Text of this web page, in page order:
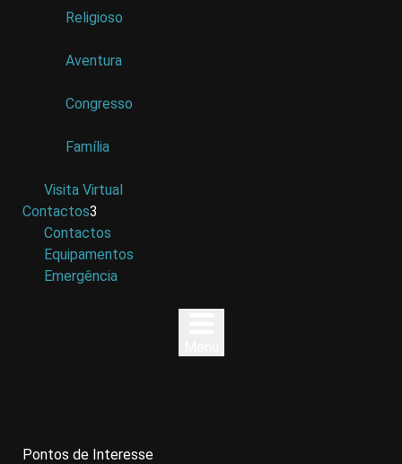
Religioso
Aventura
Congresso
Família
Visita Virtual
Contactos3
Contactos
Equipamentos
Emergência
Pontos de Interesse